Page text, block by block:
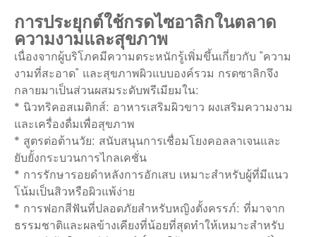
การประยุกต์ใช้กรดไซอาลิกในตลาด
ความงามและสุขภาพ
เนื่องจากผู้บริโภคมีความตระหนักรู้เพิ่มขึ้นเกี่ยวกับ "ความ
งามที่สะอาด" และสุขภาพผิวแบบองค์รวม กรดซาลิกจึง
กลายมาเป็นส่วนผสมระดับพรีเมียมใน:
* นิวทริคอสเมติกส์: อาหารเสริมผิวขาว ผงเสริมความงาม
และเครื่องดื่มเพื่อสุขภาพ
* สูตรต่อต้านวัย: สนับสนุนการเชื่อมโยงคอลลาเจนและ
ยับยั้งกระบวนการไกลเคชั่น
* การรักษารอยดำหลังการอักเสบ เหมาะสำหรับผู้ที่มีแนว
โน้มเป็นสิวหรือผิวแพ้ง่าย
* การฟอกสีฟันที่ปลอดภัยสำหรับหญิงตั้งครรภ์: ที่มาจาก
ธรรมชาติและผลข้างเคียงที่น้อยที่สุดทำให้เหมาะสำหรับ